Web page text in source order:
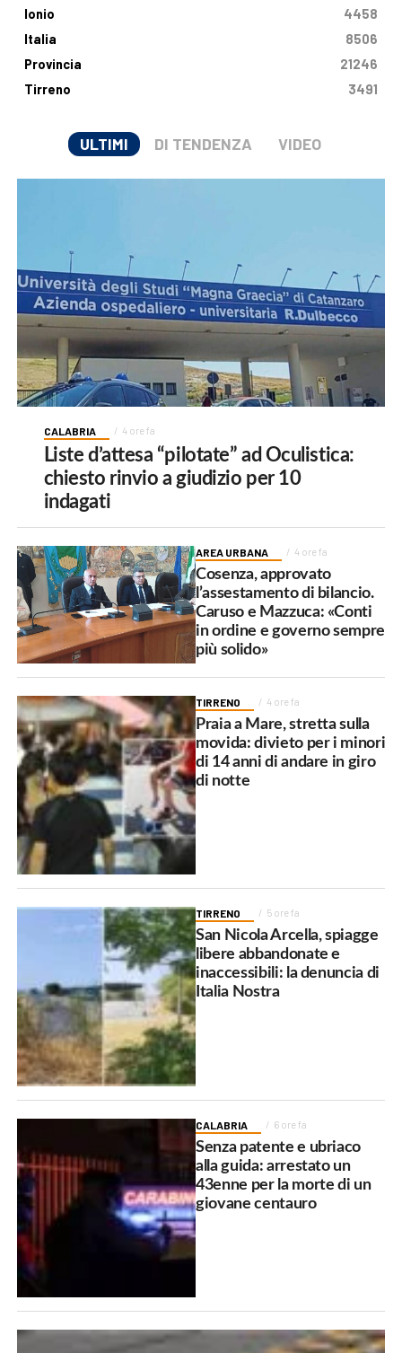
Ionio
4458
Italia
8506
Provincia
21246
Tirreno
3491
ULTIMI DI TENDENZA VIDEO
CALABRIA 4 ore fa
Liste d’attesa “pilotate” ad Oculistica:
chiesto rinvio a giudizio per 10
indagati
AREA URBANA 4 ore fa
Cosenza, approvato
l’assestamento di bilancio.
Caruso e Mazzuca: «Conti
in ordine e governo sempre
più solido»
TIRRENO 4 ore fa
Praia a Mare, stretta sulla
movida: divieto per i minori
di 14 anni di andare in giro
di notte
TIRRENO 5 ore fa
San Nicola Arcella, spiagge
libere abbandonate e
inaccessibili: la denuncia di
Italia Nostra
CALABRIA 6 ore fa
Senza patente e ubriaco
alla guida: arrestato un
43enne per la morte di un
giovane centauro